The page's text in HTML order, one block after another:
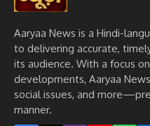
Aaryaa News is a Hindi-
to delivering accurate,
its audience. With a focus
developments, Aaryaa
social issues, and
manner.